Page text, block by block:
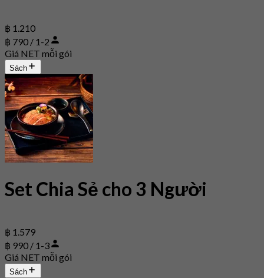
฿ 1.210
฿ 790 / 1-2
Giá NET mỗi gói
Sách
Set Chia Sẻ cho 3 Người
฿ 1.579
฿ 990 / 1-3
Giá NET mỗi gói
Sách